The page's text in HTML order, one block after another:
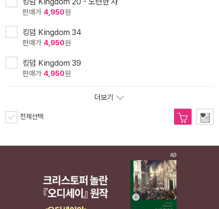
판매가 4,950원
킹덤 Kingdom 34
판매가 4,950원
킹덤 Kingdom 39
판매가 4,950원
더보기
전체선택